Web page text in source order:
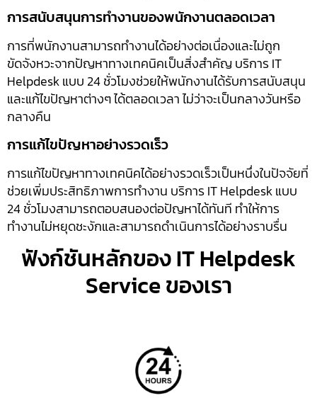
การสนับสนุนการทำงานของพนักงานตลอดเวลา
การที่พนักงานสามารถทำงานได้อย่างต่อเนื่องและไม่ถูก
ขัดจังหวะจากปัญหาทางเทคนิคเป็นสิ่งสำคัญ บริการ IT
Helpdesk แบบ 24 ชั่วโมงช่วยให้พนักงานได้รับการสนับสนุน
และแก้ไขปัญหาต่างๆ ได้ตลอดเวลา ไม่ว่าจะเป็นกลางวันหรือ
กลางคืน
การแก้ไขปัญหาอย่างรวดเร็ว
การแก้ไขปัญหาทางเทคนิคได้อย่างรวดเร็วเป็นหนึ่งในปัจจัยที่
ช่วยเพิ่มประสิทธิภาพการทำงาน บริการ IT Helpdesk แบบ
24 ชั่วโมงสามารถตอบสนองต่อปัญหาได้ทันที ทำให้การ
ทำงานไม่หยุดชะงักและสามารถดำเนินการได้อย่างราบรื่น
ฟังก์ชันหลักของ IT Helpdesk
Service ของเรา